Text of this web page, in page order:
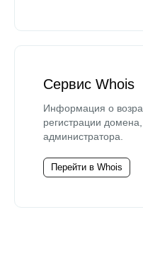
Сервис Whois
Информация о
регистрации домена,
администратора.
Перейти в Whois